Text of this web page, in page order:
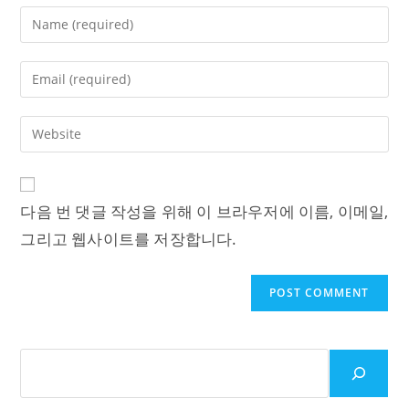
Enter
your
name
comment
Enter
your
email
address
Enter
your
URL
(optional)
다음 번 댓글 작성을 위해 이 브라우저에 이름, 이메일,
그리고 웹사이트를 저장합니다.